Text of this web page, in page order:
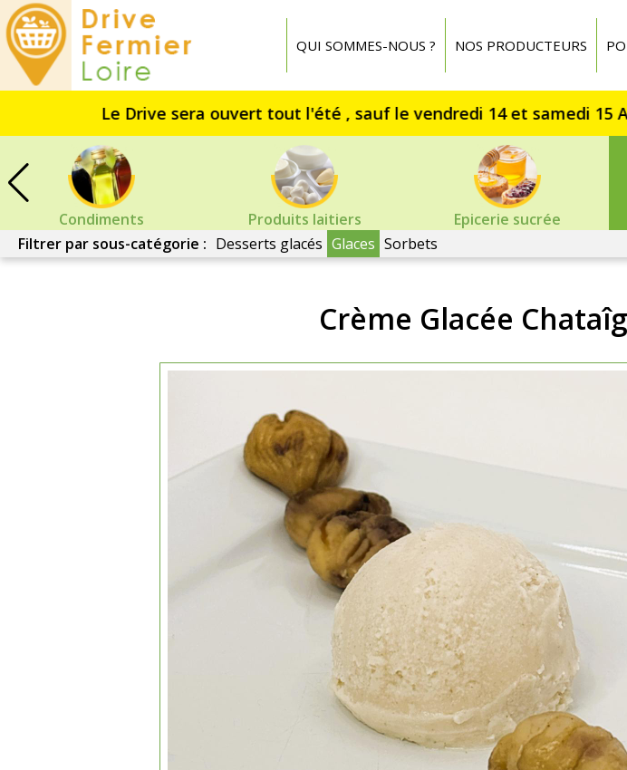
QUI SOMMES-NOUS ? NOS PRODUCTEURS
Condiments Produits laitiers Epicerie sucrée
Filtrer par sous-catégorie : Desserts glacés Glaces Sorbets
Crème Glacée